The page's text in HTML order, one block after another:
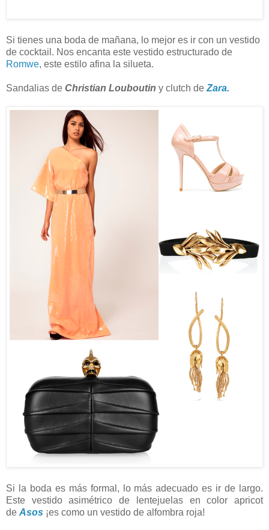
Si tienes una boda de mañana, lo mejor es ir con un vestido
de cocktail. Nos encanta este vestido estructurado de
Romwe, este estilo afina la silueta.
Sandalias de Christian Louboutin y clutch de Zara.
Si la boda es más formal, lo más adecuado es ir de largo.
Este vestido asimétrico de lentejuelas en color apricot
de Asos ¡es como un vestido de alfombra roja!